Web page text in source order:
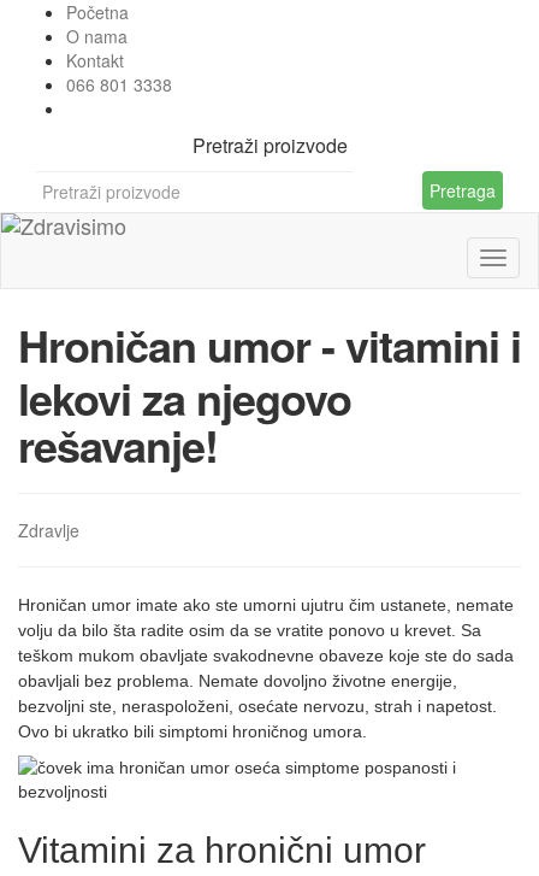
Početna
O nama
Kontakt
066 801 3338
Pretraži proizvode
Pretraga
Hroničan umor - vitamini i
lekovi za njegovo
rešavanje!
Zdravlje
Hroničan umor imate ako ste umorni ujutru čim ustanete, nemate
volju da bilo šta radite osim da se vratite ponovo u krevet. Sa
teškom mukom obavljate svakodnevne obaveze koje ste do sada
obavljali bez problema. Nemate dovoljno životne energije,
bezvoljni ste, neraspoloženi, osećate nervozu, strah i napetost.
Ovo bi ukratko bili simptomi hroničnog umora.
Vitamini za hronični umor